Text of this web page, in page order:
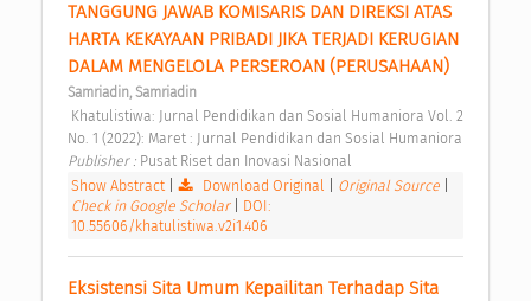
TANGGUNG JAWAB KOMISARIS DAN DIREKSI ATAS
HARTA KEKAYAAN PRIBADI JIKA TERJADI KERUGIAN
DALAM MENGELOLA PERSEROAN (PERUSAHAAN)
Samriadin, Samriadin
Publisher : Pusat Riset dan Inovasi Nasional
Show Abstract| Download Original Original Source
Check in Google Scholar
DOI:
10.55606/khatulistiwa.v2i1.406
Eksistensi Sita Umum Kepailitan Terhadap Sita